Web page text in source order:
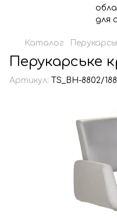
Каталог
Перукарське
Артикул: TS_BH-8802/188